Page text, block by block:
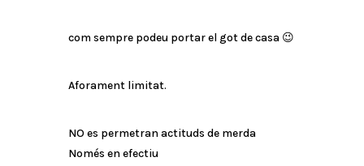
com sempre podeu portar el got de casa 😉
Aforament limitat.
NO es permetran actituds de merda
Només en efectiu